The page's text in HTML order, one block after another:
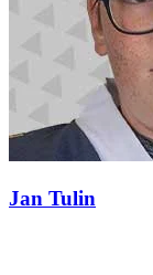
Jan Tulin